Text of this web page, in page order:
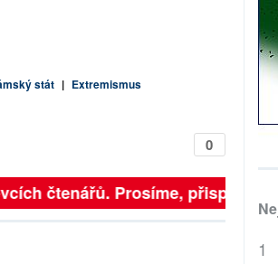
stát | Extremismus
0
čtenářů. Prosíme, přispějte. ➥